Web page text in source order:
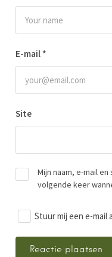
E-mail *
Site
Mijn naam, e-mail
volgende keer
Stuur mij een e-mail